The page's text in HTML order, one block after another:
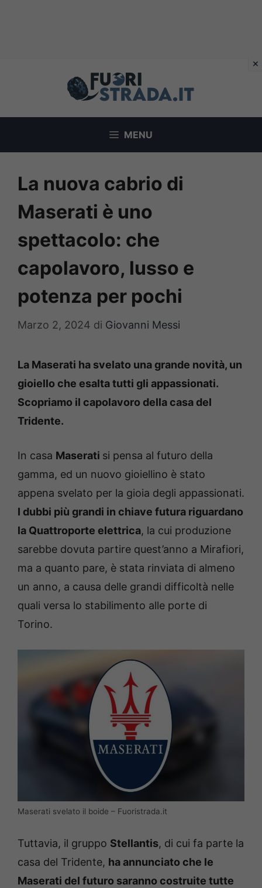
MENU
La nuova cabrio di
Maserati è uno
spettacolo: che
capolavoro, lusso e
potenza per pochi
Marzo 2, 2024 di Giovanni Messi
La Maserati ha svelato una grande novità, un
gioiello che esalta tutti gli appassionati.
Scopriamo il capolavoro della casa del
Tridente.
In casa Maserati si pensa al futuro della
gamma, ed un nuovo gioiellino è stato
appena svelato per la gioia degli appassionati.
I dubbi più grandi in chiave futura riguardano
la Quattroporte elettrica, la cui produzione
sarebbe dovuta partire quest’anno a Mirafiori,
ma a quanto pare, è stata rinviata di almeno
un anno, a causa delle grandi difficoltà nelle
quali versa lo stabilimento alle porte di
Torino.
Maserati svelato il boide – Fuoristrada.it
Tuttavia, il gruppo Stellantis, di cui fa parte la
casa del Tridente, ha annunciato che le
Maserati del futuro saranno costruite tutte